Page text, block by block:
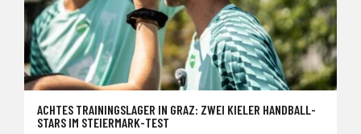
ACHTES TRAININGSLAGER IN GRAZ: ZWEI KIELER HANDBALL-
STARS IM STEIERMARK-TEST